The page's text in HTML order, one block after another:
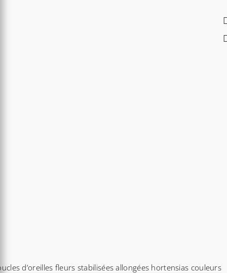
d’oreilles fleurs stabilisées allongées hortensias couleurs